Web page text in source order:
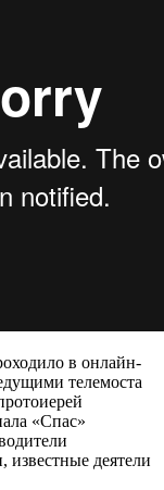
в онлайн-
телемоста
«Спас»
деятели